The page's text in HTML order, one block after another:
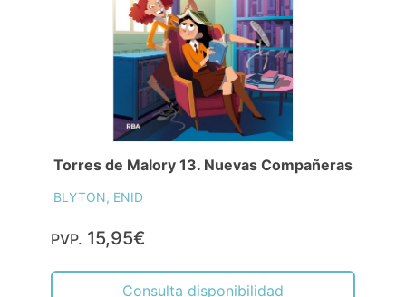
Torres de Malory 13. Nuevas Compañeras
BLYTON, ENID
PVP. 15,95€
Consulta disponibilidad